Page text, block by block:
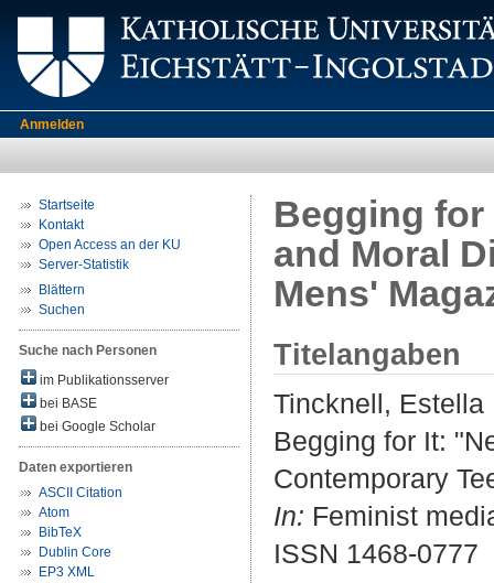
Anmelden
Startseite
Kontakt
Open Access an der KU
Server-Statistik
Blättern
Suchen
Suche nach Personen
im Publikationsserver
bei BASE
bei Google Scholar
Daten exportieren
ASCII Citation
Atom
BibTeX
Dublin Core
EP3 XML
Begging for
and Moral
Mens'
Titelangaben
Tincknell, Estella
Begging for It:
Contemporary
In: Feminist
ISSN 1468-0777